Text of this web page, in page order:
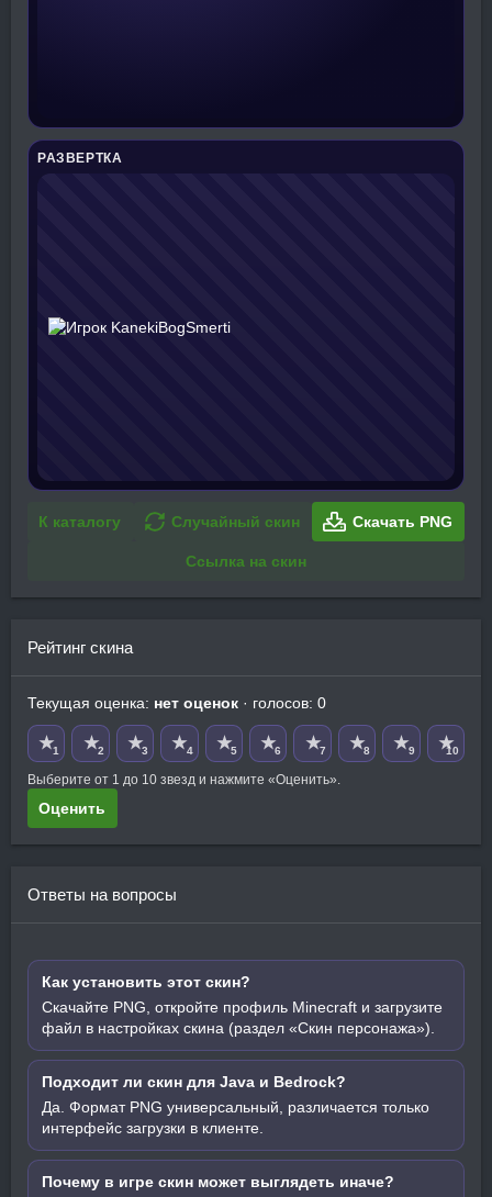
РАЗВЕРТКА
К каталогу Случайный скин Скачать PNG
Ссылка на скин
Рейтинг скина
Текущая оценка: нет оценок · голосов: 0
★1 ★2 ★3 ★4 ★5 ★6 ★7 ★8 ★9 ★10
Выберите от 1 до 10 звезд и нажмите «Оценить».
Оценить
Ответы на вопросы
Как установить этот скин?
Скачайте PNG, откройте профиль Minecraft и загрузите
файл в настройках скина (раздел «Скин персонажа»).
Подходит ли скин для Java и Bedrock?
Да. Формат PNG универсальный, различается только
интерфейс загрузки в клиенте.
Почему в игре скин может выглядеть иначе?